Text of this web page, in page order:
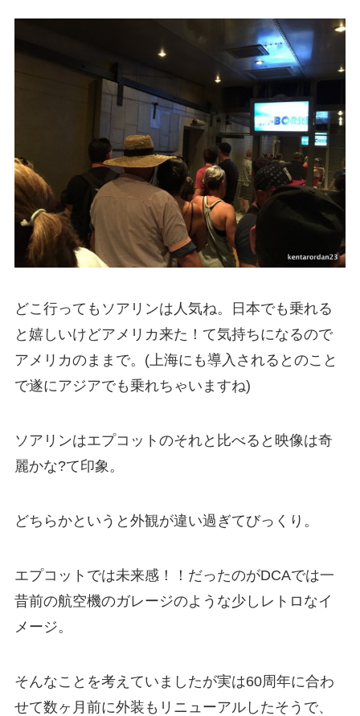
どこ行ってもソアリンは人気ね。日本でも乗れる
と嬉しいけどアメリカ来た！て気持ちになるので
アメリカのままで。 (上海にも導入されるとのこと
で遂にアジアでも乗れちゃいますね)
ソアリンはエプコットのそれと比べると映像は奇
麗かな?て印象。
どちらかというと外観が違い過ぎてびっくり。
エプコットでは未来感！！だったのがDCAでは一
昔前の航空機のガレージのような少しレトロなイ
メージ。
そんなことを考えていましたが実は60周年に合わ
せて数ヶ月前に外装もリニューアルしたそうで、